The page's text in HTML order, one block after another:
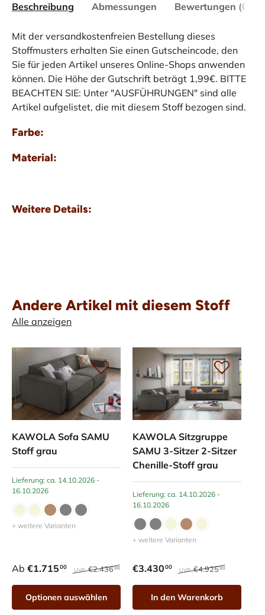
Beschreibung Abmessungen Bewertungen (0)
Mit der versandkostenfreien Bestellung dieses
Stoffmusters erhalten Sie einen Gutscheincode, den
Sie für jeden Artikel unseres Online-Shops anwenden
können. Die Höhe der Gutschrift beträgt 1,99€. BITTE
BEACHTEN SIE: Unter "AUSFÜHRUNGEN" sind alle
Artikel aufgelistet, die mit diesem Stoff bezogen sind.
Farbe:
Material:
Weitere Details:
Andere Artikel mit diesem Stoff
Alle anzeigen
KAWOLA Sofa SAMU
Stoff grau
Lieferung: ca. 14.10.2026 -
16.10.2026
+ weitere Varianten
Ab €1.71500 UVP €2.43600
Optionen auswählen
KAWOLA Sitzgruppe
SAMU 3-Sitzer 2-Sitzer
Chenille-Stoff grau
Lieferung: ca. 14.10.2026 -
16.10.2026
+ weitere Varianten
€3.43000 UVP €4.92500
In den Warenkorb